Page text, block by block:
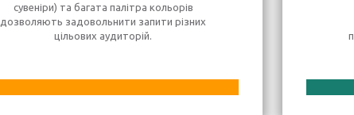
сувеніри) та багата палітра кольорів
дозволяють задовольнити запити різних
цільових аудиторій.